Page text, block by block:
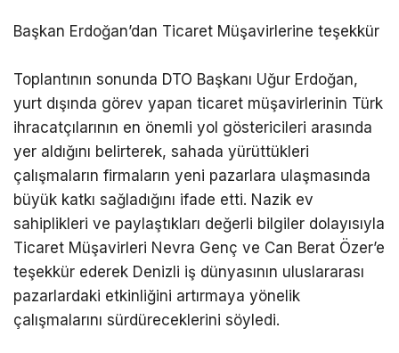
Başkan Erdoğan’dan Ticaret Müşavirlerine teşekkür
Toplantının sonunda DTO Başkanı Uğur Erdoğan,
yurt dışında görev yapan ticaret müşavirlerinin Türk
ihracatçılarının en önemli yol göstericileri arasında
yer aldığını belirterek, sahada yürüttükleri
çalışmaların firmaların yeni pazarlara ulaşmasında
büyük katkı sağladığını ifade etti. Nazik ev
sahiplikleri ve paylaştıkları değerli bilgiler dolayısıyla
Ticaret Müşavirleri Nevra Genç ve Can Berat Özer’e
teşekkür ederek Denizli iş dünyasının uluslararası
pazarlardaki etkinliğini artırmaya yönelik
çalışmalarını sürdüreceklerini söyledi.